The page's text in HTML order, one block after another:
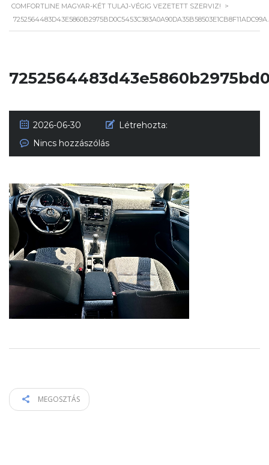
COMFORTLINE MAGYAR-KÉT TULAJ-VÉGIG VEZETETT SZERVIZ! >
2026-06-30
Létrehozta:
Nincs hozzászólás
MEGOSZTÁS